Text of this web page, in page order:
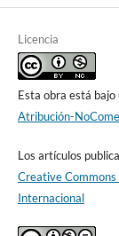
Licencia
Esta obra está
Atribución-
Los artículos
Creative
Internacional